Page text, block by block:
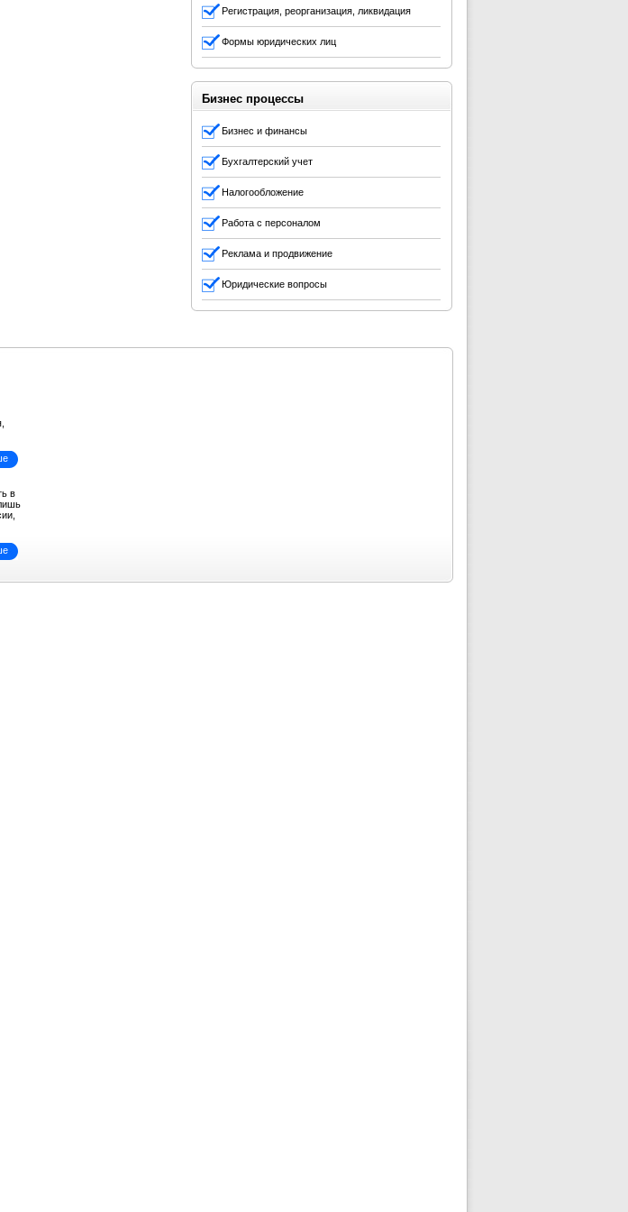
Регистрация, реорганизация, ликвидация
Формы юридических лиц
Бизнес процессы
Бизнес и финансы
Бухгалтерский учет
Налогообложение
Работа с персоналом
Реклама и продвижение
Юридические вопросы
в